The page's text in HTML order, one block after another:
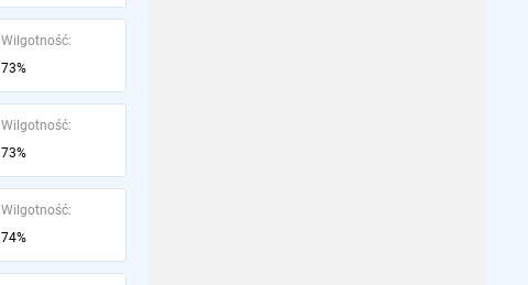
Wilgotność:
73%
Wilgotność:
73%
Wilgotność:
74%